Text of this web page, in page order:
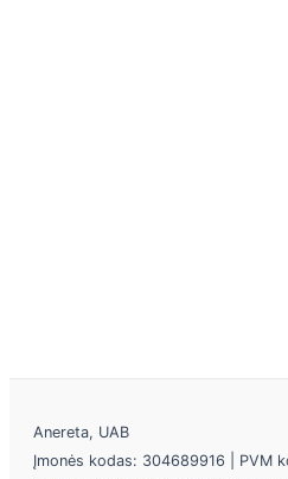
Anereta, UAB
Įmonės kodas: 304689916 | PVM